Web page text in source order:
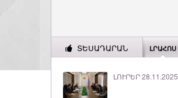
ՏԵՍԱԴԱՐԱՆ ԼՐԱՀՈՍ
ԼՈՒՐԵՐ 28.11.2025